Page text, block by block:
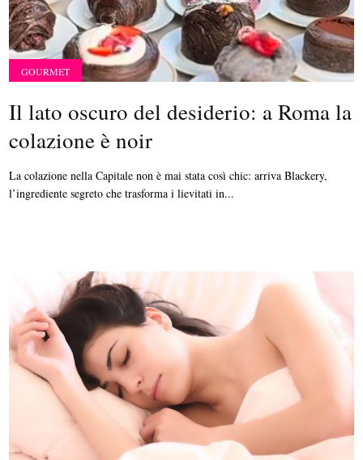
GOURMET
Il lato oscuro del desiderio: a Roma la
colazione è noir
La colazione nella Capitale non è mai stata così chic: arriva Blackery,
l’ingrediente segreto che trasforma i lievitati in...